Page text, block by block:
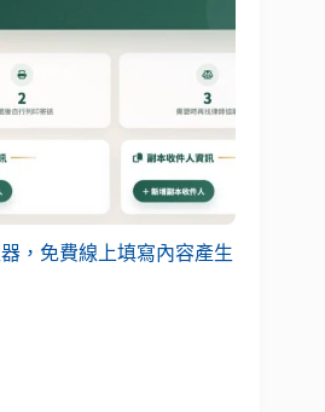
，免費線上填寫內容產生